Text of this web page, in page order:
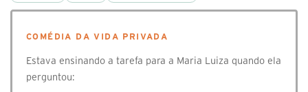
COMÉDIA DA VIDA PRIVADA
Estava ensinando a tarefa para a Maria Luiza quando ela
perguntou: